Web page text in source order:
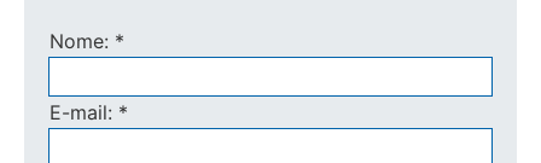
Nome: *
E-mail: *